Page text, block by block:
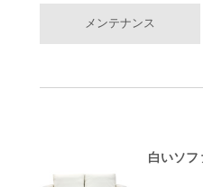
メンテナンス
白いソフ